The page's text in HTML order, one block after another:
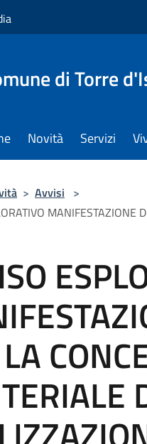
di Torre
Novità Servizi
> Avvisi >
MANIFESTAZIONE